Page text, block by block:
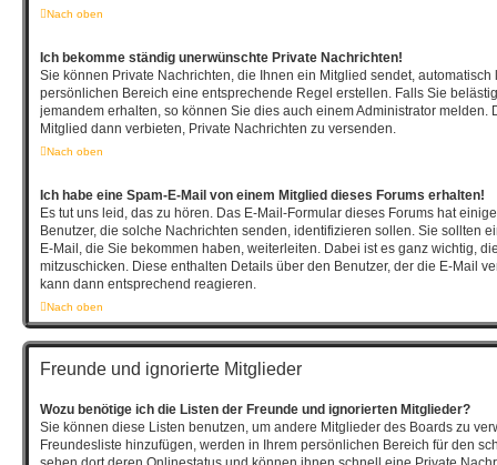
Nach oben
Ich bekomme ständig unerwünschte Private Nachrichten!
Sie können Private Nachrichten, die Ihnen ein Mitglied sendet,
persönlichen Bereich eine entsprechende Regel erstellen. Falls Sie
jemandem erhalten, so können Sie dies auch einem Administrator melden.
Mitglied dann verbieten, Private Nachrichten zu versenden.
Nach oben
Ich habe eine Spam-E-Mail von einem Mitglied dieses Forums erhalten!
Es tut uns leid, das zu hören. Das E-Mail-Formular dieses Forums hat
Benutzer, die solche Nachrichten senden, identifizieren sollen. Sie sollten
E-Mail, die Sie bekommen haben, weiterleiten. Dabei ist es ganz wichtig,
mitzuschicken. Diese enthalten Details über den Benutzer, der die E-Mail
kann dann entsprechend reagieren.
Nach oben
Freunde und ignorierte Mitglieder
Wozu benötige ich die Listen der Freunde und ignorierten Mitglieder?
Sie können diese Listen benutzen, um andere Mitglieder des Boards zu
Freundesliste hinzufügen, werden in Ihrem persönlichen Bereich für den